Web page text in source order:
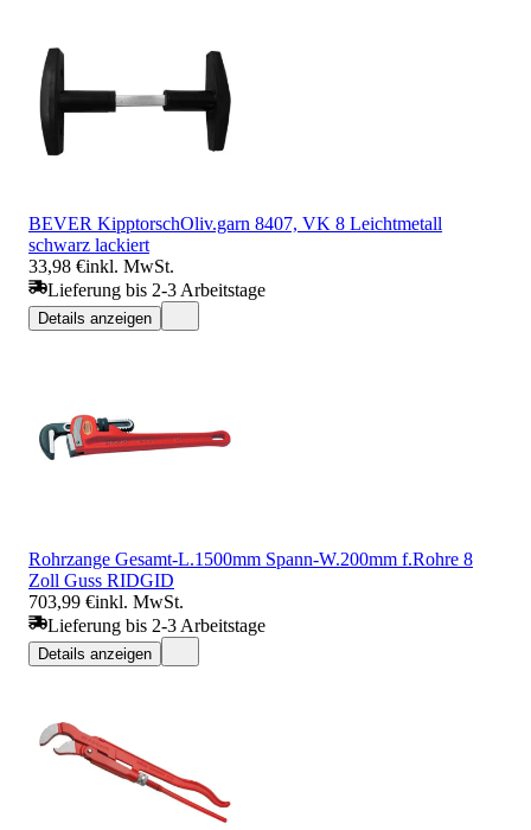
BEVER KipptorschOliv.garn 8407, VK 8 Leichtmetall
schwarz lackiert
33,98 €inkl. MwSt.
Lieferung bis 2-3 Arbeitstage
Details anzeigen
Rohrzange Gesamt-L.1500mm Spann-W.200mm f.Rohre 8
Zoll Guss RIDGID
703,99 €inkl. MwSt.
Lieferung bis 2-3 Arbeitstage
Details anzeigen